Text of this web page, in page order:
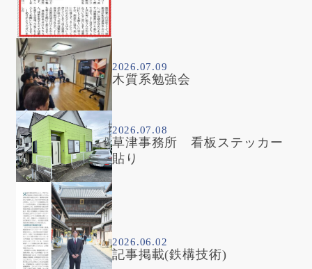
2026.07.09
木質系勉強会
2026.07.08
草津事務所 看板ステッカー
貼り
2026.06.02
記事掲載(鉄構技術)